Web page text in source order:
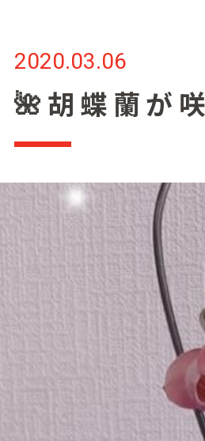
2020.03.06
🌺胡蝶蘭が